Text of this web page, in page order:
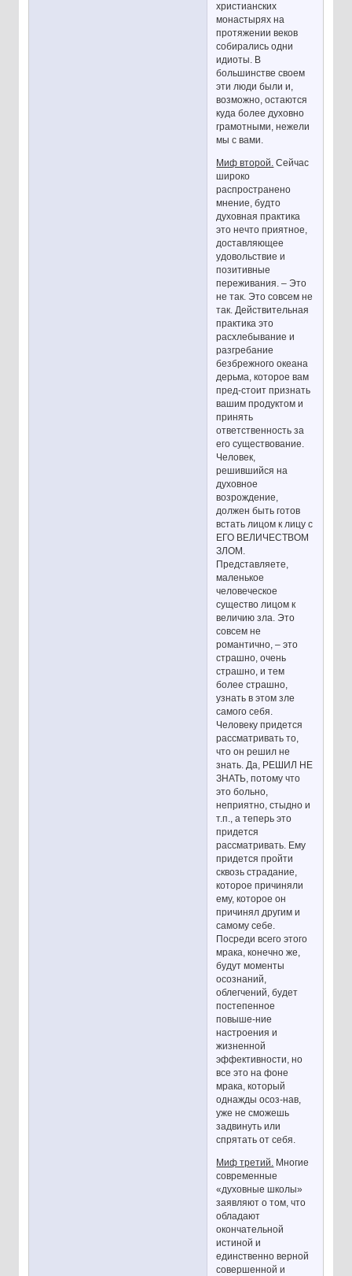
христианских
монастырях на
протяжении веков
собирались одни
идиоты. В
большинстве своем
эти люди были и,
возможно, остаются
куда более духовно
грамотными, нежели
мы с вами.
Миф второй. Сейчас
широко
распространено
мнение, будто
духовная практика
это нечто приятное,
доставляющее
удовольствие и
позитивные
переживания. – Это
не так. Это совсем не
так. Действительная
практика это
расхлебывание и
разгребание
безбрежного океана
дерьма, которое вам
пред-стоит признать
вашим продуктом и
принять
ответственность за
его существование.
Человек,
решившийся на
духовное
возрождение,
должен быть готов
встать лицом к лицу с
ЕГО ВЕЛИЧЕСТВОМ
ЗЛОМ.
Представляете,
маленькое
человеческое
существо лицом к
величию зла. Это
совсем не
романтично, – это
страшно, очень
страшно, и тем
более страшно,
узнать в этом зле
самого себя.
Человеку придется
рассматривать то,
что он решил не
знать. Да, РЕШИЛ НЕ
ЗНАТЬ, потому что
это больно,
неприятно, стыдно и
т.п., а теперь это
придется
рассматривать. Ему
придется пройти
сквозь страдание,
которое причиняли
ему, которое он
причинял другим и
самому себе.
Посреди всего этого
мрака, конечно же,
будут моменты
осознаний,
облегчений, будет
постепенное
повыше-ние
настроения и
жизненной
эффективности, но
все это на фоне
мрака, который
однажды осоз-нав,
уже не сможешь
задвинуть или
спрятать от себя.
Миф третий. Многие
современные
«духовные школы»
заявляют о том, что
обладают
окончательной
истиной и
единственно верной
совершенной и